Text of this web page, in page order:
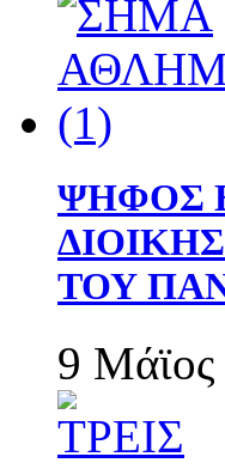
ΨΗΦΟΣ
ΤΟΥ
9 Μάϊος